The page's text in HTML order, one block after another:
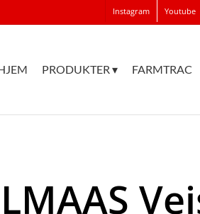
Instagram Youtube
PRODUKTER ▾ FARMTRAC